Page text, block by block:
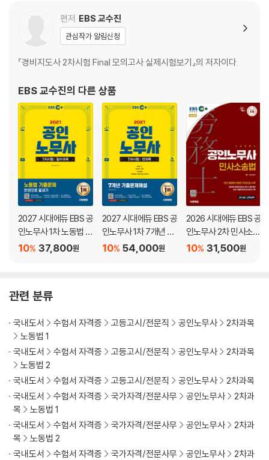
CHAPTER 16 기타 법령
편저 EBS 교수진
관심작가 알림신청
『경비지도사 2차시험 Final 모의고사 실제시험보기』의 저자이다.
EBS 교수진의 다른 상품
2027 시대에듀 EBS 공
인노무사 1차 노동법 기
출문제 한권으로 끝내
37,800원
10%
2027 시대에듀 EBS 공
인노무사 1차 7개년 기
출문제해설54,000원
10%
2026 시대에듀 EBS 공
인노무사 2차 민사소송
법
31,500원
10%
관련 분류
국내도서 수험서 자격증 고등고시/전문직 공인노무사
2차과목
노동법 1
국내도서
수험서 자격증 고등고시/전문직 공인노무사
2차과목
노동법 2
국내도서
수험서 자격증 고등고시/전문직 공인노무사
2차과목
국내도서
수험서 자격증 국가자격/전문사무 공인노무사
2차과
목
노동법 1
국내도서
수험서 자격증 국가자격/전문사무 공인노무사
2차과
목
노동법 2
국내도서
수험서 자격증 국가자격/전문사무 공인노무사
2차과